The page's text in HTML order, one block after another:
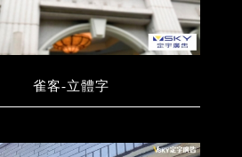
雀客-立體字